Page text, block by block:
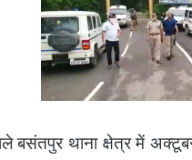
बसंतपुर थाना क्षेत्र में